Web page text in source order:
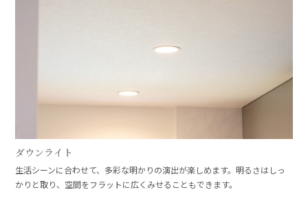
ダウンライト
生活シーンに合わせて、多彩な明かりの演出が楽しめます。明るさはしっ
かりと取り、空間をフラットに広くみせることもできます。